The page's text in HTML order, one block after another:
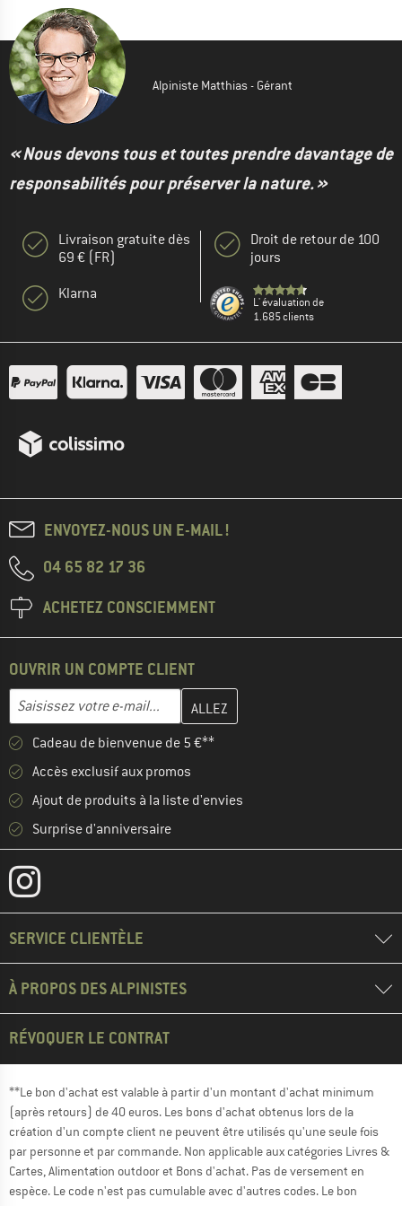
Alpiniste Matthias - Gérant
« Nous devons tous et toutes prendre davantage de
responsabilités pour préserver la nature. »
Livraison gratuite dès
69 € (FR)
Klarna
Droit de retour de 100
jours
L' évaluation de
1.685 clients
ENVOYEZ-NOUS UN E-MAIL !
04 65 82 17 36
ACHETEZ CONSCIEMMENT
OUVRIR UN COMPTE CLIENT
Adresse e-mail
Entrez votre adresse e-mail ici et créez votre compte client à la
Cadeau de bienvenue de 5 €**
Accès exclusif aux promos
Ajout de produits à la liste d'envies
Surprise d'anniversaire
SERVICE CLIENTÈLE
À PROPOS DES ALPINISTES
RÉVOQUER LE CONTRAT
**Le bon d'achat est valable à partir d'un montant d'achat minimum
(après retours) de 40 euros. Les bons d'achat obtenus lors de la
création d'un compte client ne peuvent être utilisés qu'une seule fois
par personne et par commande. Non applicable aux catégories Livres &
Cartes, Alimentation outdoor et Bons d'achat. Pas de versement en
espèce. Le code n'est pas cumulable avec d'autres codes. Le bon